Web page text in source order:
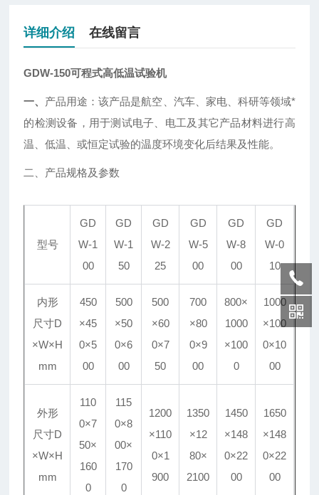
详细介绍 在线留言
GDW-150可程式高低温试验机
一、 产品用途：该产品是航空、汽车、家电、科研等领域*
的检测设备，用于测试电子、电工及其它产品材料进行高
温、低温、或恒定试验的温度环境变化后结果及性能。
二、产品规格及参数
型号
GD
W-1
00
GD
W-1
50
GD
W-2
25
GD
W-5
00
GD
W-8
00
GD
W-0
10
内形
尺寸D
×W×H
mm
450
×45
0×5
00
500
×50
0×6
00
500
×60
0×7
50
700
×80
0×9
00
800×
1000
×100
0
1000
×100
0×10
00
外形
尺寸D
×W×H
mm
110
0×7
50×
160
0
115
0×8
00×
170
0
1200
×110
0×1
900
1350
×12
80×
2100
1450
×148
0×22
00
1650
×148
0×22
00